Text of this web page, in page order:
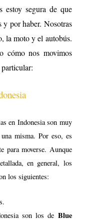
en Indonesia son muy
misma. Por eso, es
para moverse. Aunque
en general, los
los siguientes:
son coches de color
distancias cortas entre
es lo que os saldrá
Go-Jek. Esta app se
barato que un taxi.
el trayecto, tened en